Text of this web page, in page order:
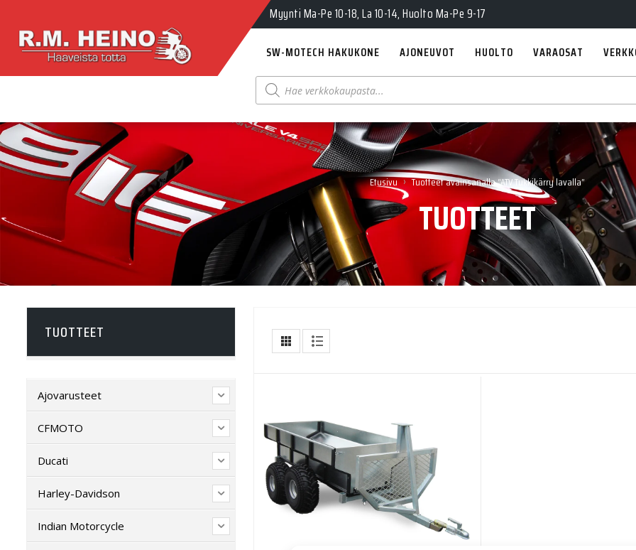
Myynti Ma-Pe 10-18, La 10-14, Huolto Ma-Pe 9-17
SW-MOTECH HAKUKONE AJONEUVOT HUOLTO VARAOSAT
Products
search
Etusivu › Tuotteet avainsanalla “ATV Tukkikärry lavalla”
TUOTTEET
TUOTTEET
Ajovarusteet
CFMOTO
Ducati
Harley-Davidson
Indian Motorcycle